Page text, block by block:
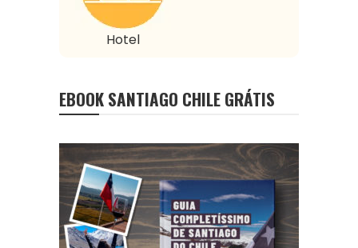
Hotel
EBOOK SANTIAGO CHILE GRÁTIS